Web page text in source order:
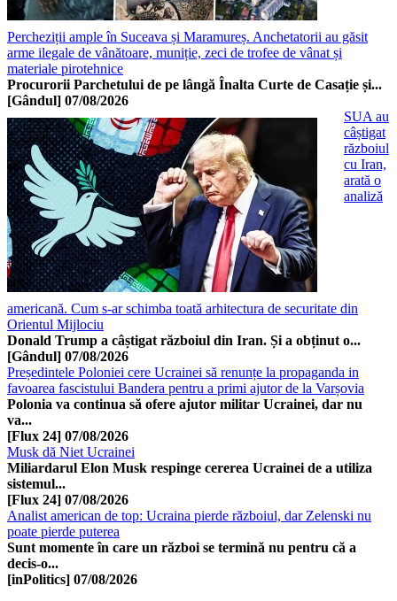
Percheziții ample în Suceava și Maramureș. Anchetatorii au găsit
arme ilegale de vânătoare, muniție, zeci de trofee de vânat și
materiale pirotehnice
Procurorii Parchetului de pe lângă Înalta Curte de Casație și...
[Gândul] 07/08/2026
SUA au
câștigat
războiul
cu Iran,
arată o
analiză
americană. Cum s-ar schimba toată arhitectura de securitate din
Orientul Mijlociu
Donald Trump a câștigat războiul din Iran. Și a obținut o...
[Gândul] 07/08/2026
Președintele Poloniei cere Ucrainei să renunțe la propaganda in
favoarea fascistului Bandera pentru a primi ajutor de la Varșovia
Polonia va continua să ofere ajutor militar Ucrainei, dar nu
va...
[Flux 24] 07/08/2026
Musk dă Niet Ucrainei
Miliardarul Elon Musk respinge cererea Ucrainei de a utiliza
sistemul...
[Flux 24] 07/08/2026
Analist american de top: Ucraina pierde războiul, dar Zelenski nu
poate pierde puterea
Sunt momente în care un război se termină nu pentru că a
decis-o...
[inPolitics] 07/08/2026